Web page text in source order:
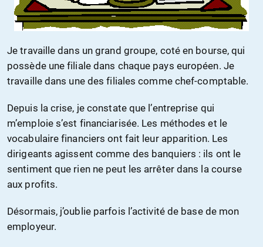
Je travaille dans un grand groupe, coté en bourse, qui
possède une filiale dans chaque pays européen. Je
travaille dans une des filiales comme chef-comptable.
Depuis la crise, je constate que l’entreprise qui
m’emploie s’est financiarisée. Les méthodes et le
vocabulaire financiers ont fait leur apparition. Les
dirigeants agissent comme des banquiers : ils ont le
sentiment que rien ne peut les arrêter dans la course
aux profits.
Désormais, j’oublie parfois l’activité de base de mon
employeur.